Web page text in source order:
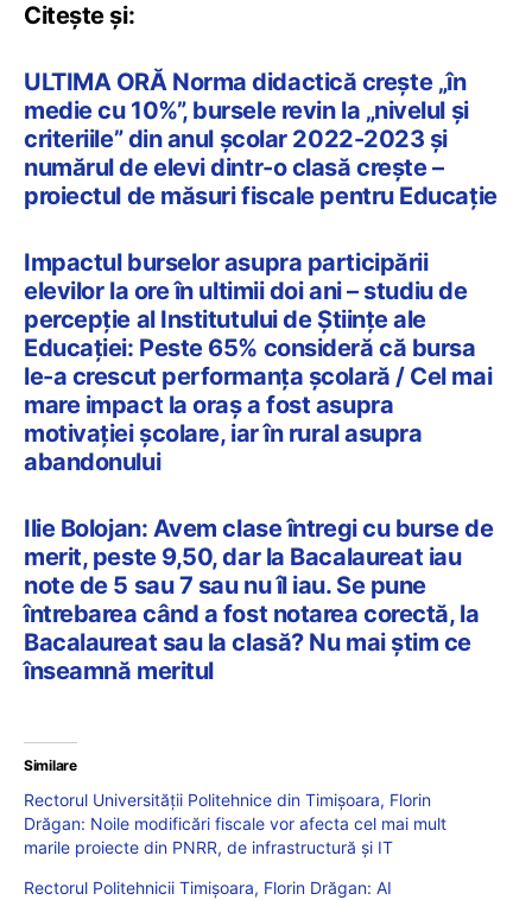
Citește și:
ULTIMA ORĂ Norma didactică crește „în
medie cu 10%”, bursele revin la „nivelul și
criteriile” din anul școlar 2022-2023 și
numărul de elevi dintr-o clasă crește –
proiectul de măsuri fiscale pentru Educație
Impactul burselor asupra participării
elevilor la ore în ultimii doi ani – studiu de
percepție al Institutului de Științe ale
Educației: Peste 65% consideră că bursa
le-a crescut performanța școlară / Cel mai
mare impact la oraș a fost asupra
motivației școlare, iar în rural asupra
abandonului
Ilie Bolojan: Avem clase întregi cu burse de
merit, peste 9,50, dar la Bacalaureat iau
note de 5 sau 7 sau nu îl iau. Se pune
întrebarea când a fost notarea corectă, la
Bacalaureat sau la clasă? Nu mai știm ce
înseamnă meritul
Similare
Rectorul Universității Politehnice din Timișoara, Florin
Drăgan: Noile modificări fiscale vor afecta cel mai mult
marile proiecte din PNRR, de infrastructură și IT
Rectorul Politehnicii Timișoara, Florin Drăgan: AI